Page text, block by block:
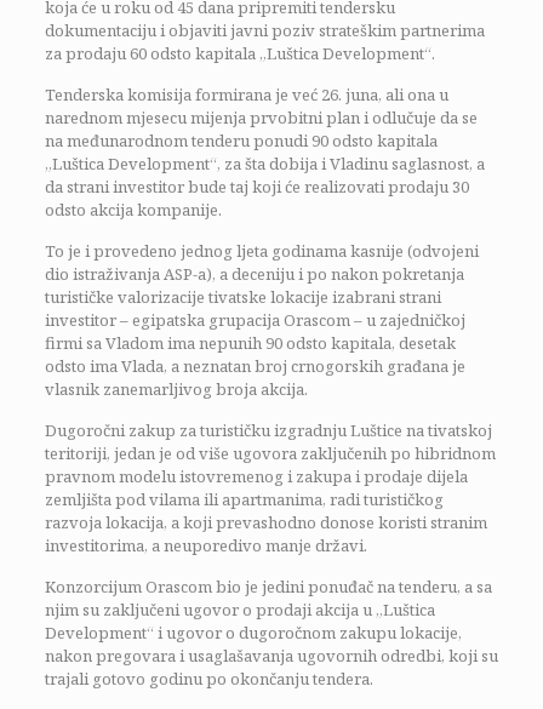
koja će u roku od 45 dana pripremiti tendersku
dokumentaciju i objaviti javni poziv strateškim partnerima
za prodaju 60 odsto kapitala „Luštica Development“.
Tenderska komisija formirana je već 26. juna, ali ona u
narednom mjesecu mijenja prvobitni plan i odlučuje da se
na međunarodnom tenderu ponudi 90 odsto kapitala
„Luštica Development“, za šta dobija i Vladinu saglasnost, a
da strani investitor bude taj koji će realizovati prodaju 30
odsto akcija kompanije.
To je i provedeno jednog ljeta godinama kasnije (odvojeni
dio istraživanja ASP-a), a deceniju i po nakon pokretanja
turističke valorizacije tivatske lokacije izabrani strani
investitor – egipatska grupacija Orascom – u zajedničkoj
firmi sa Vladom ima nepunih 90 odsto kapitala, desetak
odsto ima Vlada, a neznatan broj crnogorskih građana je
vlasnik zanemarljivog broja akcija.
Dugoročni zakup za turističku izgradnju Luštice na tivatskoj
teritoriji, jedan je od više ugovora zaključenih po hibridnom
pravnom modelu istovremenog i zakupa i prodaje dijela
zemljišta pod vilama ili apartmanima, radi turističkog
razvoja lokacija, a koji prevashodno donose koristi stranim
investitorima, a neuporedivo manje državi.
Konzorcijum Orascom bio je jedini ponuđač na tenderu, a sa
njim su zaključeni ugovor o prodaji akcija u „Luštica
Development“ i ugovor o dugoročnom zakupu lokacije,
nakon pregovara i usaglašavanja ugovornih odredbi, koji su
trajali gotovo godinu po okončanju tendera.